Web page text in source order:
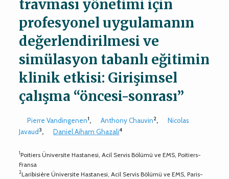
travması yönetimi için
profesyonel uygulamanın
değerlendirilmesi ve
simülasyon tabanlı eğitimin
klinik etkisi: Girişimsel
çalışma “öncesi-sonrası”
Pierre Vandingenen1, Anthony Chauvin2,
Nicolas
Javaud3, Daniel Aiham Ghazali4
1Poitiers Üniversite Hastanesi, Acil Servis Bölümü ve EMS, Poitiers-
Fransa
2Laribisière Üniversite Hastanesi, Acil Servis Bölümü ve EMS, Paris-